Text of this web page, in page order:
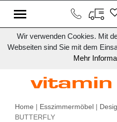
Wir verwenden Cookies. Mit
Webseiten sind Sie mit dem
Mehr
Home | Esszimmermöbel |
BUTTERFLY